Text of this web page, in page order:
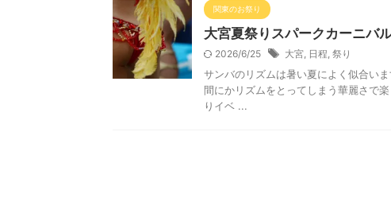
関東のお祭り
大宮夏祭りスパークカーニバ
2026/6/25 大宮, 日程, 祭り
サンバのリズムは暑い夏によく似合い
間にかリズムをとってしまう華麗さで
りイベ ...